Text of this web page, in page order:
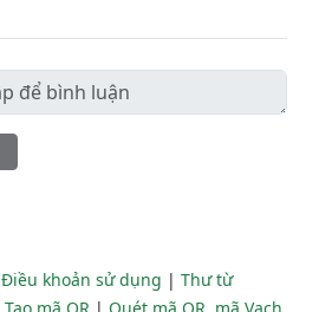
Điều khoản sử dụng | Thư từ